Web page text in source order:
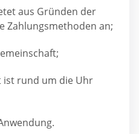
aus Gründen der
Zahlungsmethoden an;
rund um die Uhr